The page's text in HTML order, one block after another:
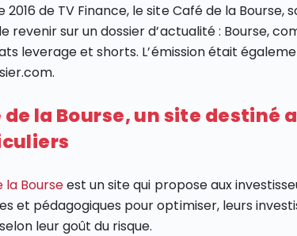
de TV Finance, le site Café de la
revenir sur un dossier d’actualité : Bourse,
leverage et shorts. L’émission était
de la Bourse, un site destiné
la Bourseest un site qui propose aux
et pédagogiques pour optimiser, leurs
leur goût du risque.